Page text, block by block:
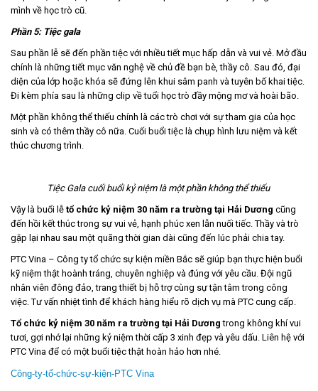
mình về học trò cũ.
Phần 5: Tiệc gala
Sau phần lễ sẽ đến phần tiệc với nhiều tiết mục hấp dẫn và vui vẻ. Mở đầu
chính là những tiết mục văn nghệ về chủ đề bạn bè, thầy cô. Sau đó, đại
diện của lớp hoặc khóa sẽ đứng lên khui sâm panh và tuyên bố khai tiệc.
Đi kèm phía sau là những clip về tuổi học trò đầy mộng mơ và hoài bão.
Một phần không thể thiếu chính là các trò chơi với sự tham gia của học
sinh và có thêm thầy cô nữa. Cuối buổi tiệc là chụp hình lưu niệm và kết
thúc chương trình.
Tiệc Gala cuối buổi kỷ niệm là một phần không thể thiếu
Vậy là buổi lễ tổ chức kỷ niệm 30 năm ra trường tại Hải Dương cũng
đến hồi kết thúc trong sự vui vẻ, hạnh phúc xen lẫn nuối tiếc. Thầy và trò
gặp lại nhau sau một quãng thời gian dài cũng đến lúc phải chia tay.
PTC Vina – Công ty tổ chức sự kiện miền Bắc sẽ giúp bạn thực hiện buổi
kỹ niệm thật hoành tráng, chuyên nghiệp và đúng với yêu cầu. Đội ngũ
nhân viên đông đảo, trang thiết bị hỗ trợ cùng sự tận tâm trong công
việc. Tư vấn nhiệt tình để khách hàng hiểu rõ dịch vụ mà PTC cung cấp.
Tổ chức kỷ niệm 30 năm ra trường tại Hải Dương trong không khí vui
tươi, gợi nhớ lại những kỷ niệm thời cấp 3 xinh đẹp và yêu dấu. Liên hệ với
PTC Vina để có một buổi tiệc thật hoàn hảo hơn nhé.
Công-ty-tổ-chức-sự-kiện-PTC Vina